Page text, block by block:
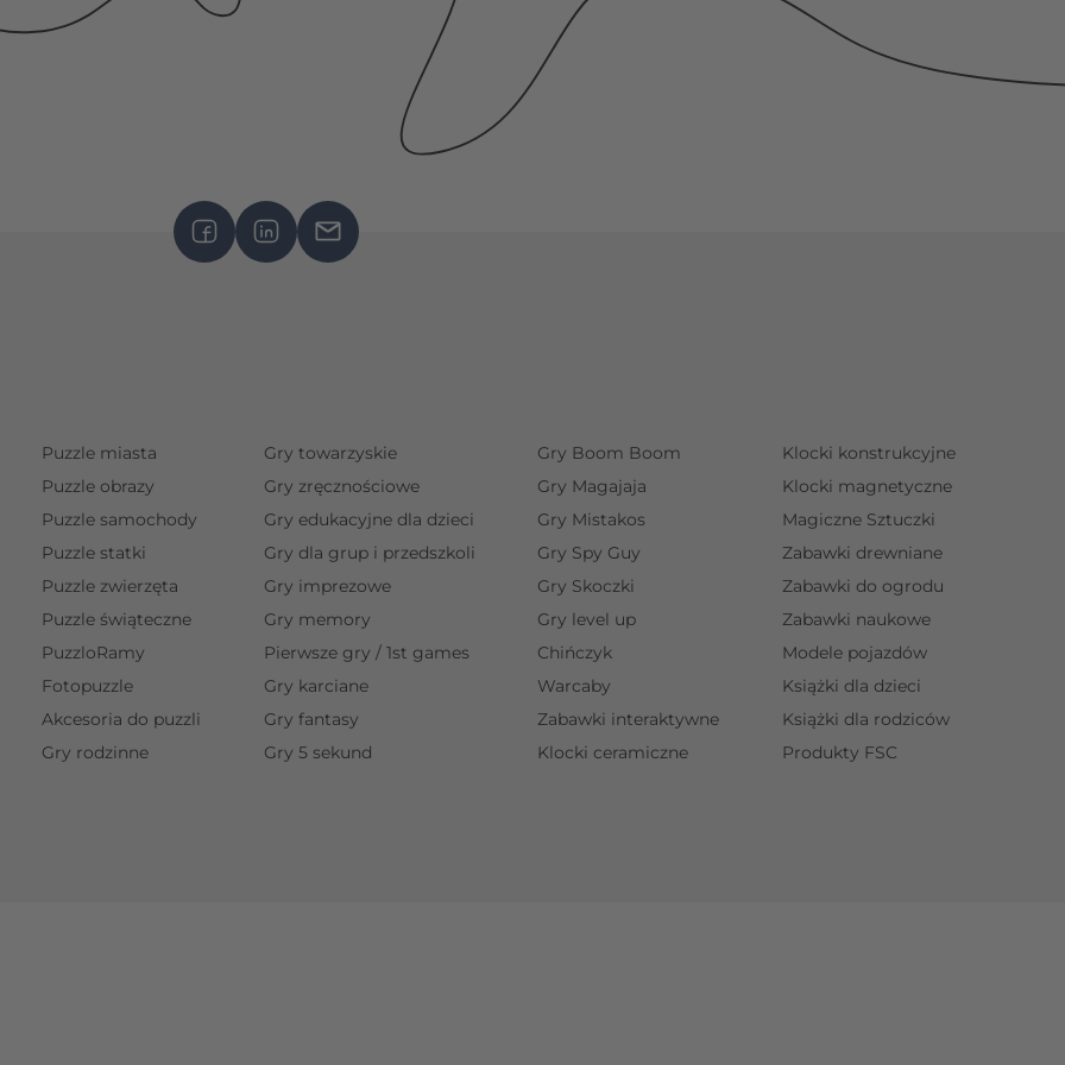
Puzzle miasta
Puzzle obrazy
Puzzle samochody
Puzzle statki
Puzzle zwierzęta
Puzzle świąteczne
PuzzloRamy
Fotopuzzle
Akcesoria do puzzli
Gry rodzinne
Gry towarzyskie
Gry zręcznościowe
Gry edukacyjne dla dzieci
Gry dla grup i przedszkoli
Gry imprezowe
Gry memory
Pierwsze gry / 1st games
Gry karciane
Gry fantasy
Gry 5 sekund
Gry Boom Boom
Gry Magajaja
Gry Mistakos
Gry Spy Guy
Gry Skoczki
Gry level up
Chińczyk
Warcaby
Zabawki interaktywne
Klocki ceramiczne
Klocki konstrukcyjne
Klocki magnetyczne
Magiczne Sztuczki
Zabawki drewniane
Zabawki do ogrodu
Zabawki naukowe
Modele pojazdów
Książki dla dzieci
Książki dla rodziców
Produkty FSC